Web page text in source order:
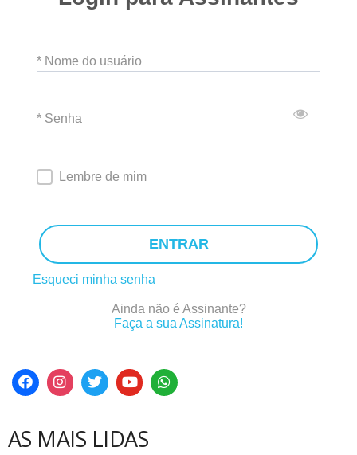
* Nome do usuário
* Senha
Lembre de mim
ENTRAR
Esqueci minha senha
Ainda não é Assinante?
Faça a sua Assinatura!
AS MAIS LIDAS